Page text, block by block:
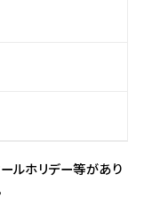
ルホリデー等があり